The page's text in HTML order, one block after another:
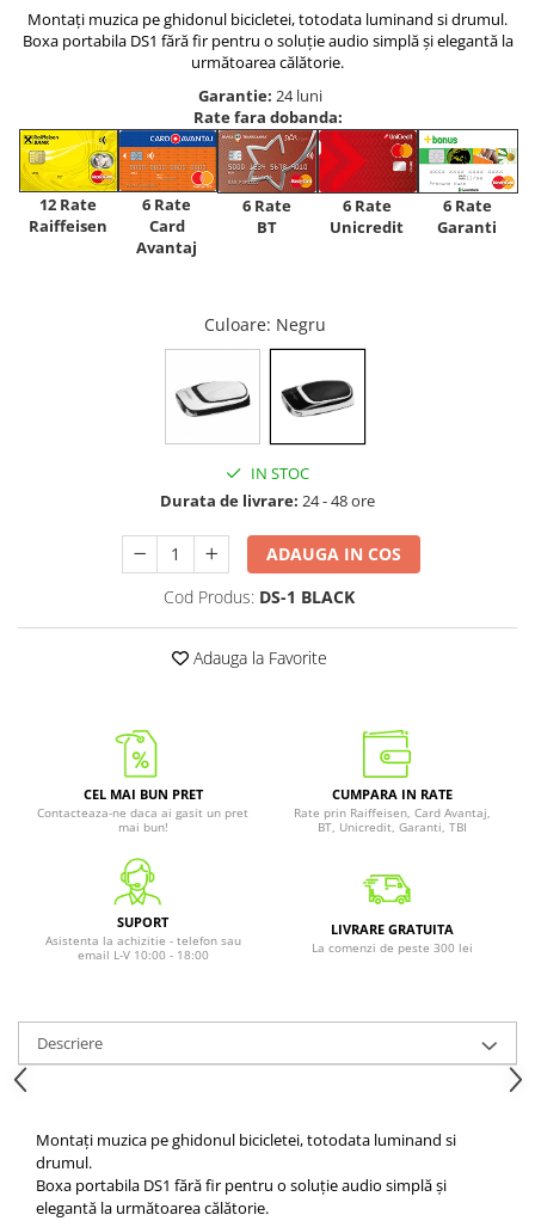
Montați muzica pe ghidonul bicicletei, totodata luminand si drumul.
Boxa portabila DS1 fără fir pentru o soluție audio simplă și elegantă la
următoarea călătorie.
Garantie: 24 luni
Rate fara dobanda:
12 Rate
Raiffeisen
6 Rate
Card
Avantaj
6 Rate
BT
6 Rate
Unicredit
6 Rate
Garanti
Culoare: Negru
IN STOC
Durata de livrare: 24 - 48 ore
ADAUGA IN COS
Cod Produs: DS-1 BLACK
Adauga la Favorite
CEL MAI BUN PRET
Contacteaza-ne daca ai gasit un pret
mai bun!
CUMPARA IN RATE
Rate prin Raiffeisen, Card Avantaj,
BT, Unicredit, Garanti, TBI
SUPORT
Asistenta la achizitie - telefon sau
email L-V 10:00 - 18:00
LIVRARE GRATUITA
La comenzi de peste 300 lei
Descriere
Montați muzica pe ghidonul bicicletei, totodata luminand si
drumul.
Boxa portabila DS1 fără fir pentru o soluție audio simplă și
elegantă la următoarea călătorie.